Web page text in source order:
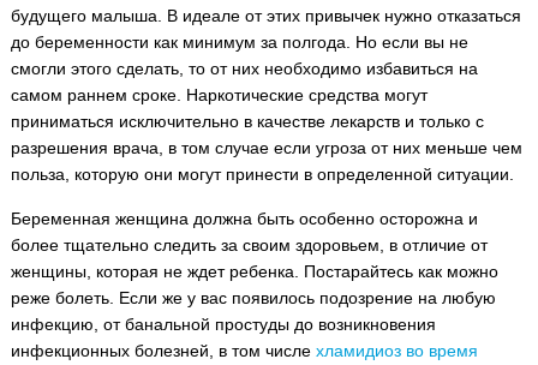
будущего малыша. В идеале от этих привычек нужно отказаться
до беременности как минимум за полгода. Но если вы не
смогли этого сделать, то от них необходимо избавиться на
самом раннем сроке. Наркотические средства могут
приниматься исключительно в качестве лекарств и только с
разрешения врача, в том случае если угроза от них меньше чем
польза, которую они могут принести в определенной ситуации.
Беременная женщина должна быть особенно осторожна и
более тщательно следить за своим здоровьем, в отличие от
женщины, которая не ждет ребенка. Постарайтесь как можно
реже болеть. Если же у вас появилось подозрение на любую
инфекцию, от банальной простуды до возникновения
инфекционных болезней, в том числе хламидиоз во время